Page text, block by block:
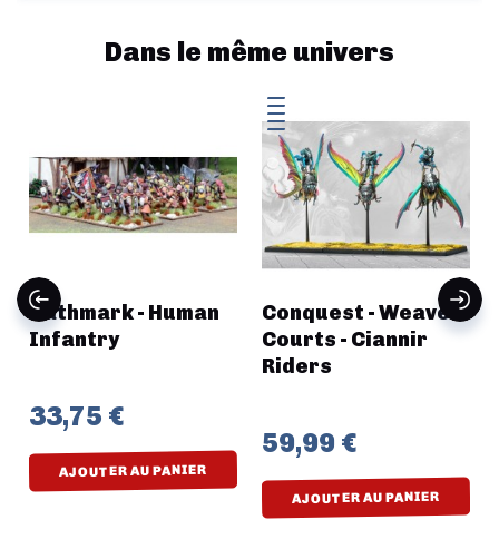
Dans le même univers
Oathmark - Human
Infantry
33,75 €
AJOUTER AU PANIER
Conquest - Weaver
Courts - Ciannir
Riders
59,99 €
AJOUTER AU PANIER